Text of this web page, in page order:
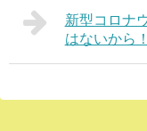
新型コロナ
はないから！